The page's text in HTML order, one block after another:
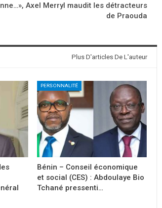
Axel Merryl maudit les détracteurs
de Praouda
Plus D'articles De L'auteur
PERSONNALITÉ
Bénin – Conseil économique
et social (CES) : Abdoulaye Bio
Tchané pressenti…